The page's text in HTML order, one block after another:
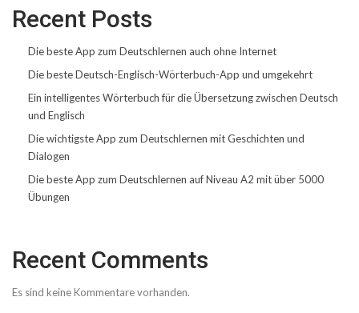
Recent Posts
Die beste App zum Deutschlernen auch ohne Internet
Die beste Deutsch-Englisch-Wörterbuch-App und umgekehrt
Ein intelligentes Wörterbuch für die Übersetzung zwischen Deutsch
und Englisch
Die wichtigste App zum Deutschlernen mit Geschichten und
Dialogen
Die beste App zum Deutschlernen auf Niveau A2 mit über 5000
Übungen
Recent Comments
Es sind keine Kommentare vorhanden.